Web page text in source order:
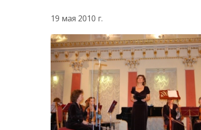
19 мая 2010 г.